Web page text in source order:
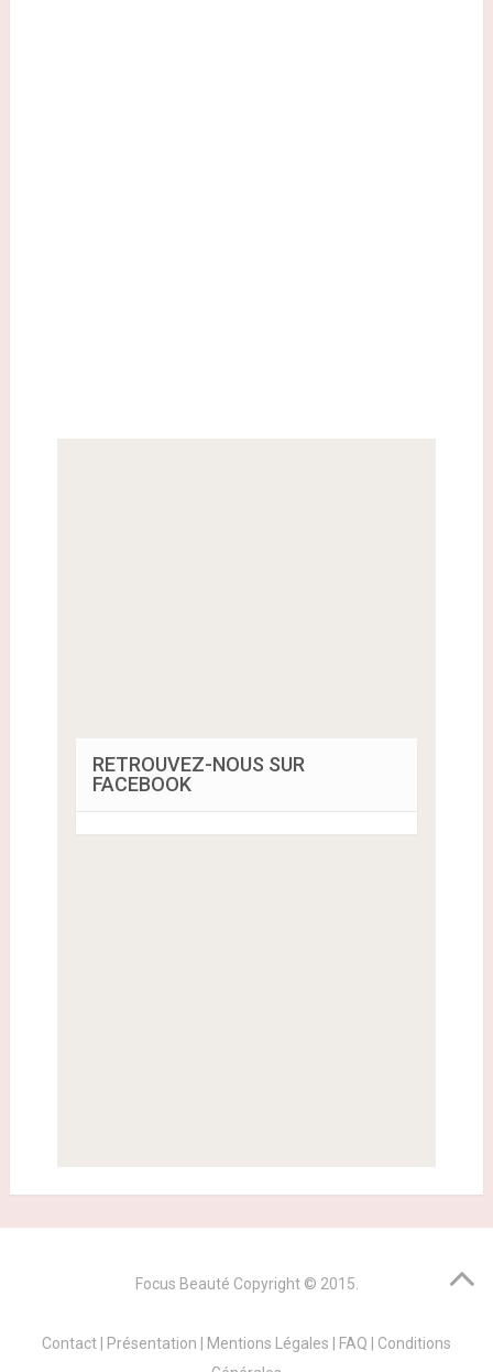
RETROUVEZ-NOUS SUR
FACEBOOK
Focus Beauté Copyright © 2015.
Contact | Présentation | Mentions Légales | FAQ | Conditions